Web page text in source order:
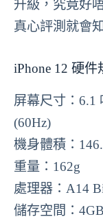
升級，究竟好
真心評測就會
iPhone 12 硬件
屏幕尺寸：6.1
(60Hz)
機身體積：
重量：162g
處理器：A14
儲存空間：